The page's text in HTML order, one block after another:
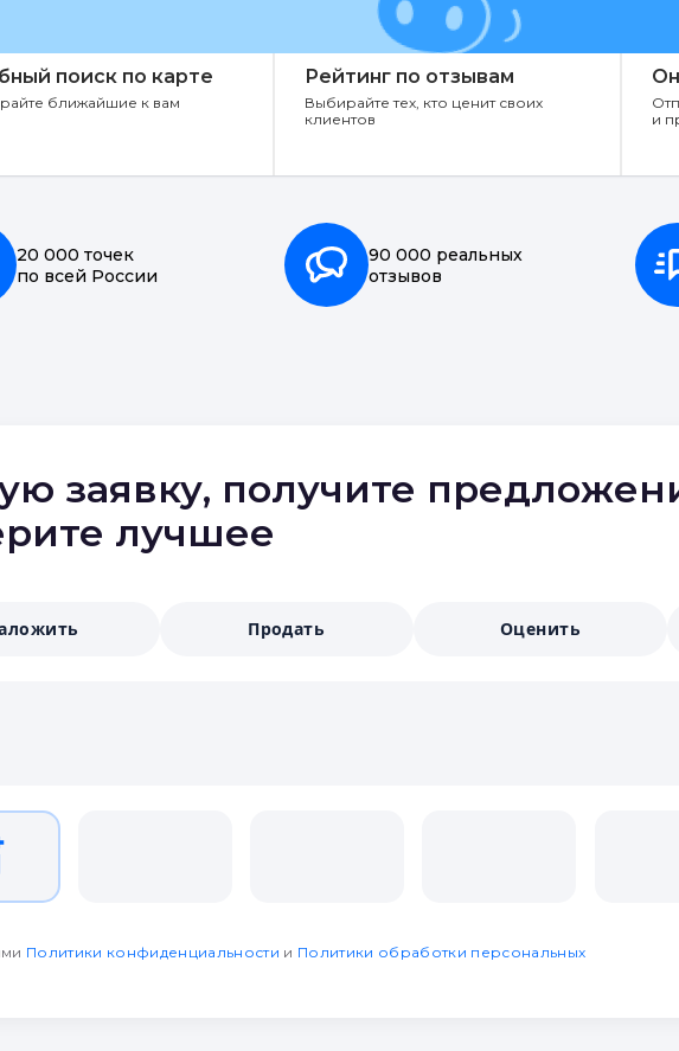
поиск по карте
ближайшие к вам
Рейтинг по отзывам
Выбирайте тех, кто ценит своих
клиентов
и
20 000 точек
по всей России
90 000 реальных
отзывов
заявку, получите
лучшее
Продать Оценить
Политики конфиденциальности и Политики обработки персональных